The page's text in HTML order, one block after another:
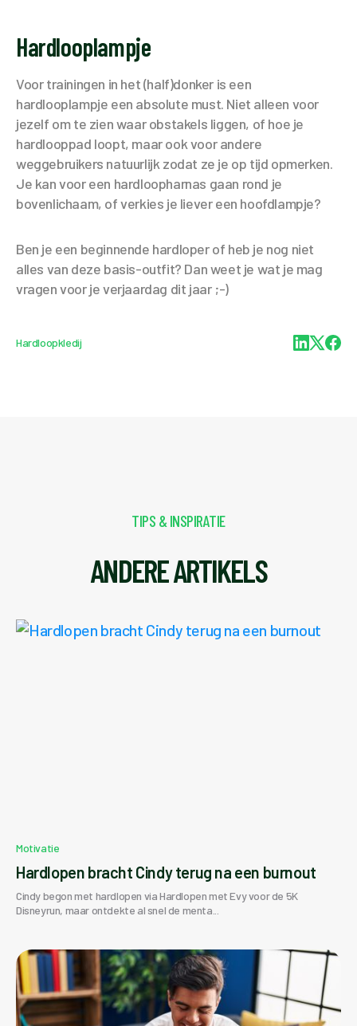
Hardlooplampje
Voor trainingen in het (half)donker is een
hardlooplampje een absolute must. Niet alleen voor
jezelf om te zien waar obstakels liggen, of hoe je
hardlooppad loopt, maar ook voor andere
weggebruikers natuurlijk zodat ze je op tijd opmerken.
Je kan voor een hardloopharnas gaan rond je
bovenlichaam, of verkies je liever een hoofdlampje?
Ben je een beginnende hardloper of heb je nog niet
alles van deze basis-outfit? Dan weet je wat je mag
vragen voor je verjaardag dit jaar ;-)
Hardloopkledij
TIPS & INSPIRATIE
ANDERE ARTIKELS
Motivatie
Hardlopen bracht Cindy terug na een burnout
Cindy begon met hardlopen via Hardlopen met Evy voor de 5K
Disneyrun, maar ontdekte al snel de menta...